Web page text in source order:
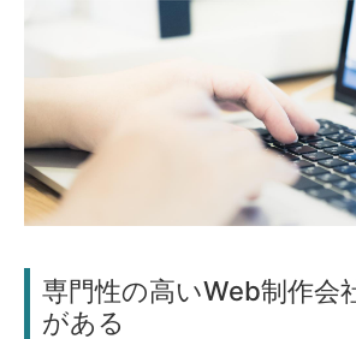
専門性の高いWeb制作会
がある